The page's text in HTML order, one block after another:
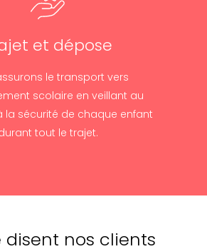
et dépose
le transport vers
scolaire en veillant au
la sécurité de chaque enfant
tout le trajet.
disent nos clients